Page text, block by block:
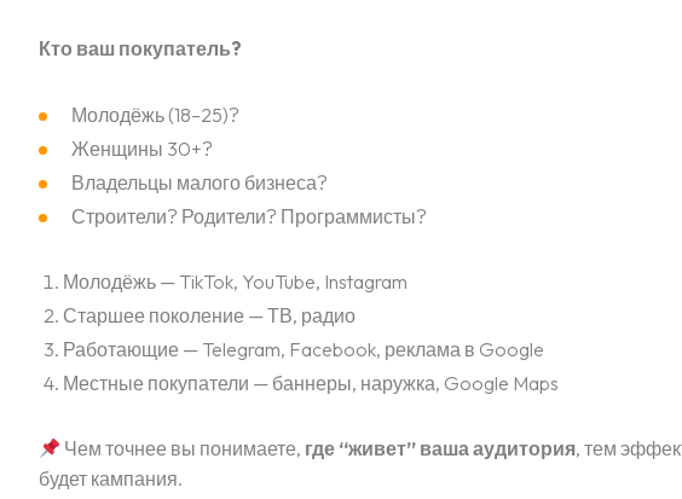
Кто ваш покупатель?
Молодёжь (18–25)?
Женщины 30+?
Владельцы малого бизнеса?
Строители? Родители? Программисты?
Молодёжь — TikTok, YouTube, Instagram
Старшее поколение — ТВ, радио
Работающие — Telegram, Facebook, реклама в Google
Местные покупатели — баннеры, наружка, Google Maps
Чем точнее вы понимаете, где “живет” ваша аудитория, тем
будет кампания.